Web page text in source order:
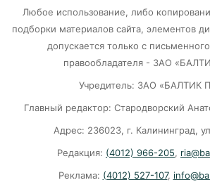
В Калининграде «КамАЗ» сбил
07-08-2026
Губернатор объяснил, откуда
колонки на заправках в
06-08-2026
Любое использование, либо
подборки материалов сайта, элементов
допускается только с
правообладателя - ЗАО
Учредитель: ЗАО «БАЛТИК
Главный редактор: Стародворский
Адрес: 236023, г. Калининград,
Редакция: (4012) 966-205,
Реклама: (4012) 527-107,